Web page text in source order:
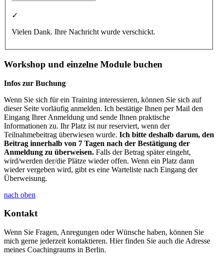
✓
Vielen Dank. Ihre Nachricht wurde verschickt.
Workshop und einzelne Module buchen
Infos zur Buchung
Wenn Sie sich für ein Training interessieren, können Sie sich auf
dieser Seite vorläufig anmelden. Ich bestätige Ihnen per Mail den
Eingang Ihrer Anmeldung und sende Ihnen praktische
Informationen zu. Ihr Platz ist nur reserviert, wenn der
Teilnahmebeitrag überwiesen wurde. Ich bitte deshalb darum, den
Beitrag innerhalb von 7 Tagen nach der Bestätigung der
Anmeldung zu überweisen. Falls der Betrag später eingeht,
wird/werden der/die Plätze wieder offen. Wenn ein Platz dann
wieder vergeben wird, gibt es eine Warteliste nach Eingang der
Überweisung.
nach oben
Kontakt
Wenn Sie Fragen, Anregungen oder Wünsche haben, können Sie
mich gerne jederzeit kontaktieren. Hier finden Sie auch die Adresse
meines Coachingraums in Berlin.